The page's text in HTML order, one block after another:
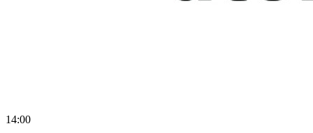
14:00